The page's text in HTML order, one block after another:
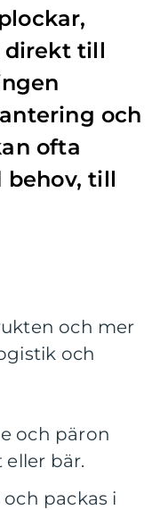
direkt till
och
ofta
behov, till
och mer
och
och päron
bär.
packas i